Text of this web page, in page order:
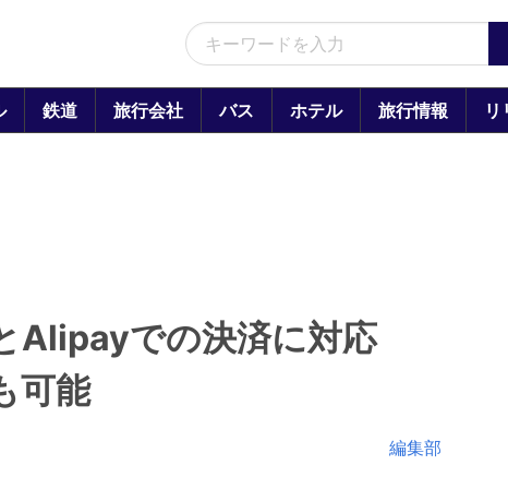
鉄道 旅行会社 バス ホテル 旅行情報 リ
Alipayでの決済に対応
可能
編集部